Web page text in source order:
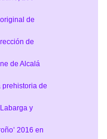
de
de
de Alcalá
prehistoria de
y
2016 en